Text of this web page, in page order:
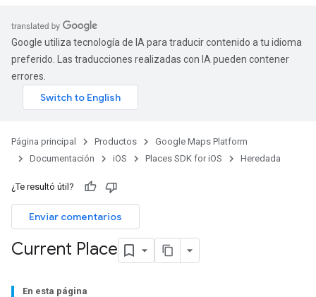
Google utiliza tecnología de IA para traducir contenido a tu idioma
preferido. Las traducciones realizadas con IA pueden contener
errores.
Página principal Productos
Google Maps Platform
Documentación
iOS Places SDK for iOS Heredada
¿Te resultó útil?
Enviar comentarios
Current Place
En esta página